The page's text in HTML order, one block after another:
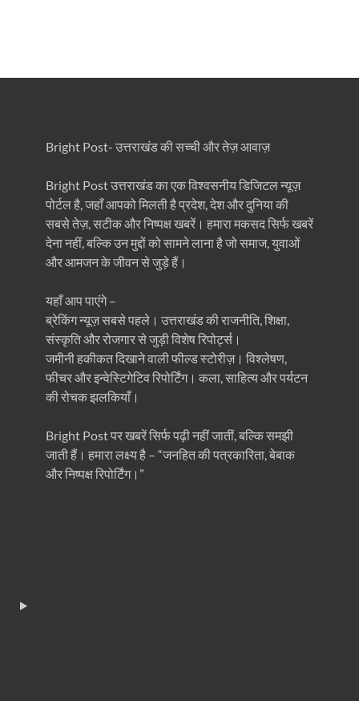
Bright Post- उत्तराखंड की सच्ची और तेज़ आवाज़
Bright Post उत्तराखंड का एक विश्वसनीय डिजिटल न्यूज़
पोर्टल है, जहाँ आपको मिलती है प्रदेश, देश और दुनिया की
सबसे तेज़, सटीक और निष्पक्ष खबरें। हमारा मकसद सिर्फ खबरें
देना नहीं, बल्कि उन मुद्दों को सामने लाना है जो समाज, युवाओं
और आमजन के जीवन से जुड़े हैं।
यहाँ आप पाएंगे –
ब्रेकिंग न्यूज़ सबसे पहले। उत्तराखंड की राजनीति, शिक्षा,
संस्कृति और रोजगार से जुड़ी विशेष रिपोर्ट्स।
जमीनी हकीकत दिखाने वाली फील्ड स्टोरीज़। विश्लेषण,
फीचर और इन्वेस्टिगेटिव रिपोर्टिंग। कला, साहित्य और पर्यटन
की रोचक झलकियाँ।
Bright Post पर खबरें सिर्फ पढ़ी नहीं जातीं, बल्कि समझी
जाती हैं। हमारा लक्ष्य है – “जनहित की पत्रकारिता, बेबाक
और निष्पक्ष रिपोर्टिंग।”